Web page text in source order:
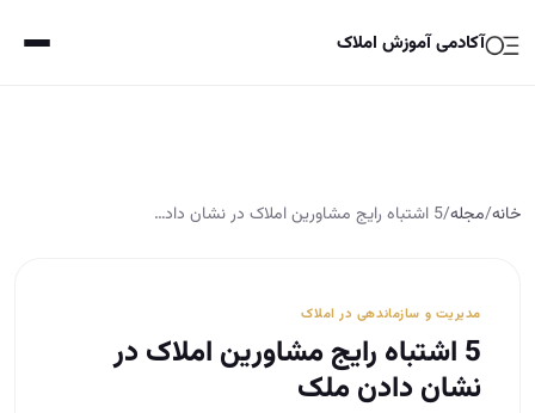
آکادمی آموزش املاک
خانه/مجله/5 اشتباه رایج مشاورین املاک در نشان داد…
مدیریت و سازماندهی در املاک
5 اشتباه رایج مشاورین املاک در
نشان دادن ملک